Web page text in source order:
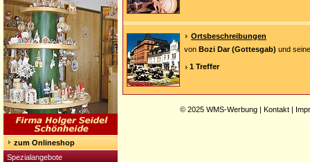
zum Onlineshop
Spezialangebote
Ortsbeschreibungen
von Bozi Dar (Gottesgab) und
1 Treffer
© 2025 WMS-Werbung | Kontakt |